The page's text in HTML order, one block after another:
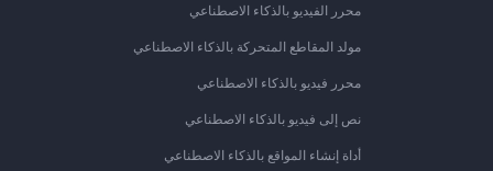
محرر الفيديو بالذكاء الاصطناعي
مولد المقاطع المتحركة بالذكاء الاصطناعي
محرر فيديو بالذكاء الاصطناعي
نص إلى فيديو بالذكاء الاصطناعي
أداة إنشاء المواقع بالذكاء الاصطناعي